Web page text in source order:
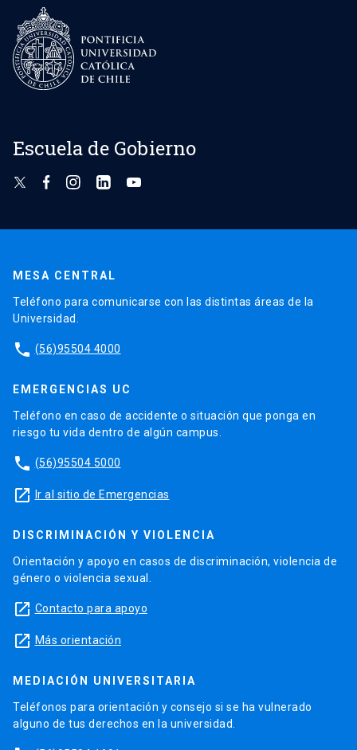
Escuela de Gobierno
MESA CENTRAL
Teléfono para comunicarse con las distintas áreas de la
Universidad.
phone (56)95504 4000
EMERGENCIAS UC
Teléfono en caso de accidente o situación que ponga en
riesgo tu vida dentro de algún campus.
phone (56)95504 5000
launch Ir al sitio de Emergencias
DISCRIMINACIÓN Y VIOLENCIA
Orientación y apoyo en casos de discriminación, violencia de
género o violencia sexual.
launch Contacto para apoyo
launch Más orientación
MEDIACIÓN UNIVERSITARIA
Teléfonos para orientación y consejo si se ha vulnerado
alguno de tus derechos en la universidad.